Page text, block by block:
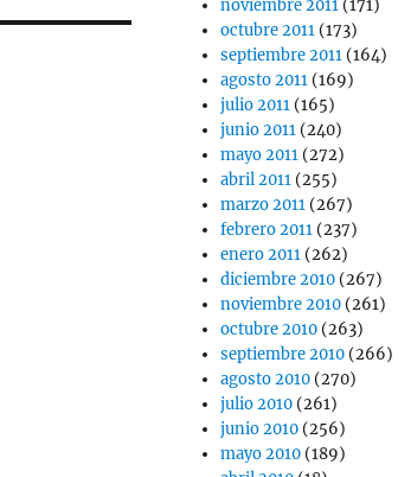
noviembre 2011 (171)
octubre 2011 (173)
septiembre 2011 (164)
agosto 2011 (169)
julio 2011 (165)
junio 2011 (240)
mayo 2011 (272)
abril 2011 (255)
marzo 2011 (267)
febrero 2011 (237)
enero 2011 (262)
diciembre 2010 (267)
noviembre 2010 (261)
octubre 2010 (263)
septiembre 2010 (266)
agosto 2010 (270)
julio 2010 (261)
junio 2010 (256)
mayo 2010 (189)